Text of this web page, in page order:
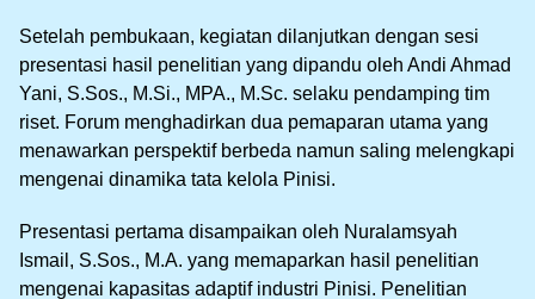
Setelah pembukaan, kegiatan dilanjutkan dengan sesi
presentasi hasil penelitian yang dipandu oleh Andi Ahmad
Yani, S.Sos., M.Si., MPA., M.Sc. selaku pendamping tim
riset. Forum menghadirkan dua pemaparan utama yang
menawarkan perspektif berbeda namun saling melengkapi
mengenai dinamika tata kelola Pinisi.
Presentasi pertama disampaikan oleh Nuralamsyah
Ismail, S.Sos., M.A. yang memaparkan hasil penelitian
mengenai kapasitas adaptif industri Pinisi. Penelitian